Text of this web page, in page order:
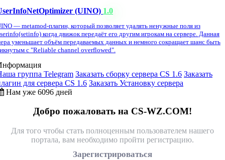
(UINO) 1.0
— metamod-плагин, который позволяет удалять ненужные поля из
когда движок передаёт его другим игрокам на сервере. Данная
уменьшает объём передаваемых данных и немного сокращает шанс быть
с "Reliable channel overflowed".
группа Telegram Заказать сборку сервера CS 1.6 Заказать
для сервера CS 1.6 Заказать Установку сервера
Нам уже 6096 дней
Добро пожаловать на CS-WZ.COM!
Для того чтобы стать полноценным пользователем нашего
портала, вам необходимо пройти регистрацию.
Зарегистрироваться